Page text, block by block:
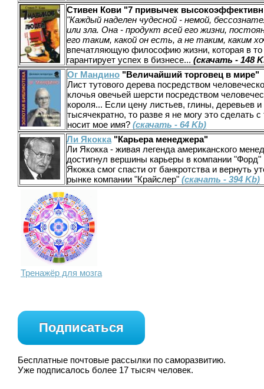
Стивен Кови "7 привычек
"Каждый наделен чудесной - немой,
или зла. Она - продукт всей его жизни,
его таким, какой он есть, а не таким, каким
впечатляющую философию жизни, которая в
гарантирует успех в бизнесе... (скачать - 148
Ог Мандино "Величайший торговец в мире"
Лист тутового дерева посредством
клочья овечьей шерсти посредством
короля... Если цену листьев, глины, деревьев
тысячекратно, то разве я не могу это сделать
носит мое имя? (скачать - 64 Kb)
Ли Якокка "Карьера менеджера"
Ли Якокка - живая легенда американского
достигнул вершины карьеры в компании
Якокка смог спасти от банкротства и вернуть
рынке компании "Крайслер" (скачать - 394 Kb)
Тренажёр для мозга
Подписаться
Бесплатные почтовые рассылки по саморазвитию.
Уже подписалось более 17 тысяч человек.